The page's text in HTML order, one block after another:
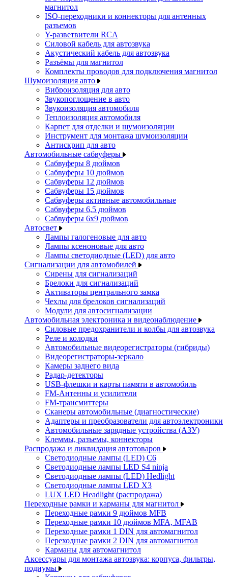
магнитол
ISO-переходники и коннекторы для антенных
разъемов
Y-разветвители RCA
Силовой кабель для автозвука
Акустический кабель для автозвука
Разъёмы для магнитол
Комплекты проводов для подключения магнитол
Шумоизоляция авто
Виброизоляция для авто
Звукопоглощение в авто
Звукоизоляция автомобиля
Теплоизоляция автомобиля
Карпет для отделки и шумоизоляции
Инструмент для монтажа шумоизоляции
Антискрип для авто
Автомобильные сабвуферы
Сабвуферы 8 дюймов
Сабвуферы 10 дюймов
Сабвуферы 12 дюймов
Сабвуферы 15 дюймов
Сабвуферы активные автомобильные
Сабвуферы 6,5 дюймов
Сабвуферы 6x9 дюймов
Автосвет
Лампы галогеновые для авто
Лампы ксеноновые для авто
Лампы светодиодные (LED) для авто
Сигнализации для автомобилей
Сирены для сигнализаций
Брелоки для сигнализаций
Активаторы центрального замка
Чехлы для брелоков сигнализаций
Модули для автосигнализации
Автомобильная электроника и видеонаблюдение
Силовые предохранители и колбы для автозвука
Реле и колодки
Автомобильные видеорегистраторы (гибриды)
Видеорегистраторы-зеркало
Камеры заднего вида
Радар-детекторы
USB-флешки и карты памяти в автомобиль
FM-Антенны и усилители
FM-трансмиттеры
Сканеры автомобильные (диагностические)
Адаптеры и преобразователи для автоэлектроники
Автомобильные зарядные устройства (АЗУ)
Клеммы, разъемы, коннекторы
Распродажа и ликвидация автотоваров
Светодиодные лампы (LED) C6
Светодиодные лампы LED S4 ninja
Светодиодные лампы (LED) Hedlight
Светодиодные лампы LED X3
LUX LED Headlight (распродажа)
Переходные рамки и карманы для магнитол
Переходные рамки 9 дюймов MFB
Переходные рамки 10 дюймов MFA, MFAB
Переходные рамки 1 DIN для автомагнитол
Переходные рамки 2 DIN для автомагнитол
Карманы для автомагнитол
Аксессуары для монтажа автозвука: корпуса, фильтры,
подиумы